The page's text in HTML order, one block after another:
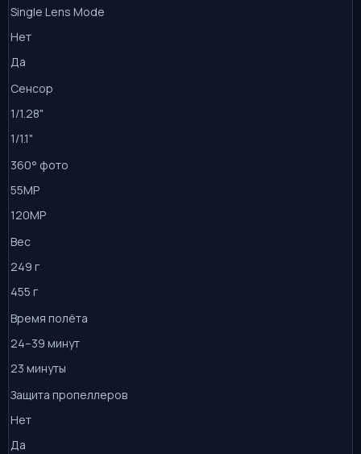
Single Lens Mode
Нет
Да
Сенсор
1/1.28"
1/1.1"
360° фото
55MP
120MP
Вес
249 г
455 г
Время полёта
24–39 минут
23 минуты
Защита пропеллеров
Нет
Да